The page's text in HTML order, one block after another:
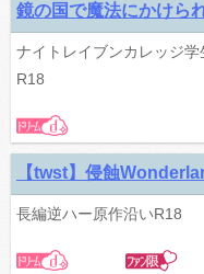
鏡の国で魔法にかけら
ナイトレイブンカレッジ学
R18
【twst】侵蝕
長編逆ハー原作沿いR18